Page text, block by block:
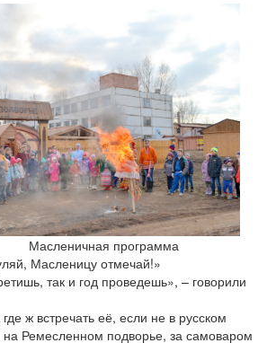
программа
Масленицу отмечай!»
так и год проведешь», – говорили
ж встречать её, если не в русском
на Ремесленном подворье, за самоваром